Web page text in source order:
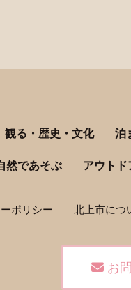
観る・歴史・文化 泊
然であそぶ アウトド
ポリシー 北上市につ
お